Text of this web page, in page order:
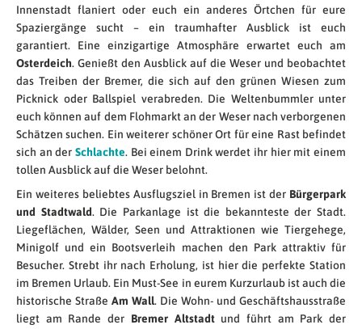
Innenstadt flaniert oder euch ein anderes Örtchen für eure
Spaziergänge sucht – ein traumhafter Ausblick ist euch
garantiert. Eine einzigartige Atmosphäre erwartet euch am
Osterdeich. Genießt den Ausblick auf die Weser und beobachtet
das Treiben der Bremer, die sich auf den grünen Wiesen zum
Picknick oder Ballspiel verabreden. Die Weltenbummler unter
euch können auf dem Flohmarkt an der Weser nach verborgenen
Schätzen suchen. Ein weiterer schöner Ort für eine Rast befindet
sich an der Schlachte. Bei einem Drink werdet ihr hier mit einem
tollen Ausblick auf die Weser belohnt.
Ein weiteres beliebtes Ausflugsziel in Bremen ist der Bürgerpark
und Stadtwald. Die Parkanlage ist die bekannteste der Stadt.
Liegeflächen, Wälder, Seen und Attraktionen wie Tiergehege,
Minigolf und ein Bootsverleih machen den Park attraktiv für
Besucher. Strebt ihr nach Erholung, ist hier die perfekte Station
im Bremen Urlaub. Ein Must-See in eurem Kurzurlaub ist auch die
historische Straße Am Wall. Die Wohn- und Geschäftshausstraße
liegt am Rande der Bremer Altstadtund führt am Park der